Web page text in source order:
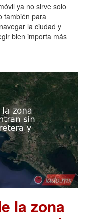
ya no sirve solo
también para
la ciudad y
bien importa más
la zona